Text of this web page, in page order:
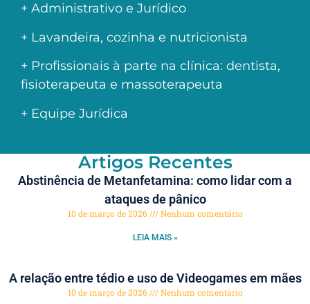
+ Administrativo e Jurídico
+ Lavandeira, cozinha e nutricionista
+ Profissionais à parte na clínica: dentista,
fisioterapeuta e massoterapeuta
+ Equipe Jurídica
Artigos Recentes
Abstinência de Metanfetamina: como lidar com a
ataques de pânico
10 de março de 2026 Nenhum comentário
LEIA MAIS »
A relação entre tédio e uso de Videogames em mães
10 de março de 2026 Nenhum comentário